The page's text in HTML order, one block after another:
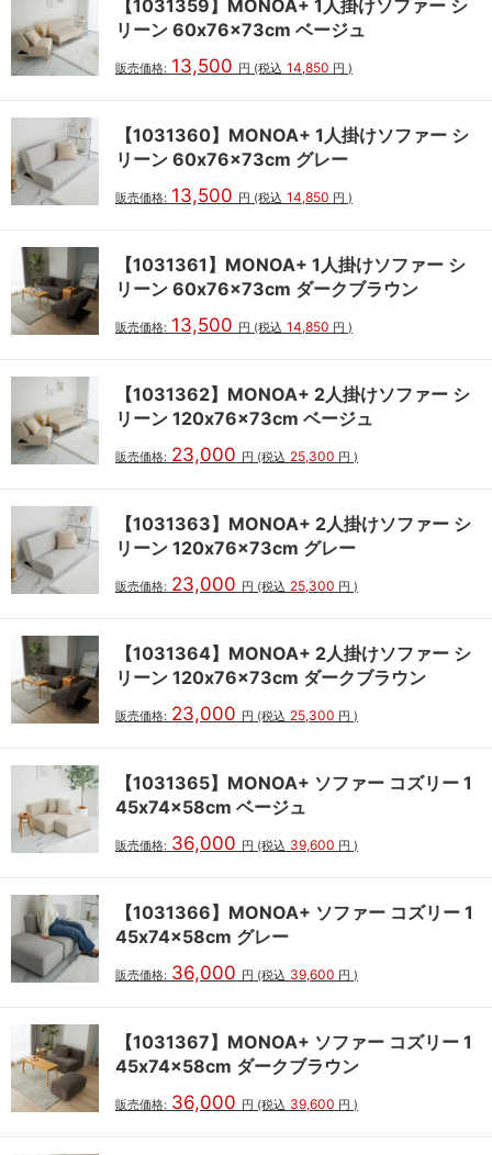
【1031359】MONOA+ 1人掛けソファー シ
リーン 60x76x73cm ベージュ
販売価格: 13,500 円 (税込 14,850 円 )
【1031360】MONOA+ 1人掛けソファー シ
リーン 60x76x73cm グレー
販売価格: 13,500 円 (税込 14,850 円 )
【1031361】MONOA+ 1人掛けソファー シ
リーン 60x76x73cm ダークブラウン
販売価格: 13,500 円 (税込 14,850 円 )
【1031362】MONOA+ 2人掛けソファー シ
リーン 120x76x73cm ベージュ
販売価格: 23,000 円 (税込 25,300 円 )
【1031363】MONOA+ 2人掛けソファー シ
リーン 120x76x73cm グレー
販売価格: 23,000 円 (税込 25,300 円 )
【1031364】MONOA+ 2人掛けソファー シ
リーン 120x76x73cm ダークブラウン
販売価格: 23,000 円 (税込 25,300 円 )
【1031365】MONOA+ ソファー コズリー 1
45x74x58cm ベージュ
販売価格: 36,000 円 (税込 39,600 円 )
【1031366】MONOA+ ソファー コズリー 1
45x74x58cm グレー
販売価格: 36,000 円 (税込 39,600 円 )
【1031367】MONOA+ ソファー コズリー 1
45x74x58cm ダークブラウン
販売価格: 36,000 円 (税込 39,600 円 )